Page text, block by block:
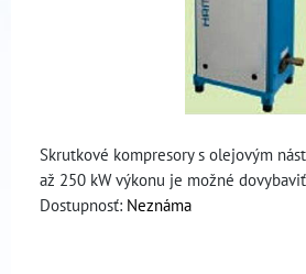
Skrutkové kompresory s olejovým
až 250 kW výkonu je možné
Dostupnosť: Neznáma